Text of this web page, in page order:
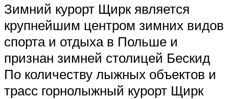
Зимний курорт Щирк является
крупнейшим центром зимних видов
спорта и отдыха в Польше и
признан зимней столицей Бескид
По количеству лыжных объектов и
трасс горнолыжный курорт Щирк